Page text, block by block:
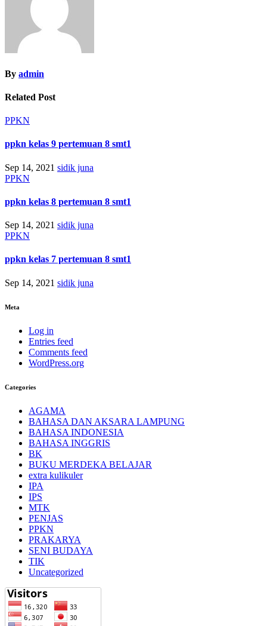
By admin
Related Post
PPKN
ppkn kelas 9 pertemuan 8 smt1
Sep 14, 2021 sidik juna
PPKN
ppkn kelas 8 pertemuan 8 smt1
Sep 14, 2021 sidik juna
PPKN
ppkn kelas 7 pertemuan 8 smt1
Sep 14, 2021 sidik juna
Meta
Log in
Entries feed
Comments feed
WordPress.org
Categories
AGAMA
BAHASA DAN AKSARA LAMPUNG
BAHASA INDONESIA
BAHASA INGGRIS
BK
BUKU MERDEKA BELAJAR
extra kulikuler
IPA
IPS
MTK
PENJAS
PPKN
PRAKARYA
SENI BUDAYA
TIK
Uncategorized